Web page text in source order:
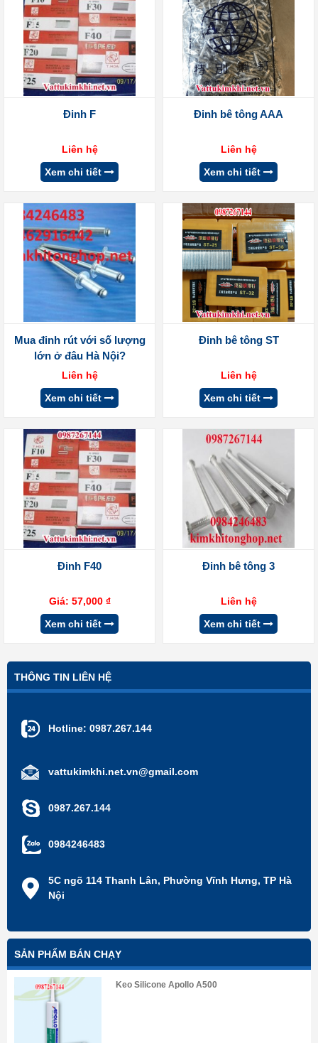
Đinh F
Liên hệ
Xem chi tiết
Đinh bê tông AAA
Liên hệ
Xem chi tiết
Mua đinh rút với số lượng
lớn ở đâu Hà Nội?
Liên hệ
Xem chi tiết
Đinh bê tông ST
Liên hệ
Xem chi tiết
Đinh F40
Giá: 57,000 ₫
Xem chi tiết
Đinh bê tông 3
Liên hệ
Xem chi tiết
THÔNG TIN LIÊN HỆ
Hotline: 0987.267.144
vattukimkhi.net.vn@gmail.com
0987.267.144
0984246483
5C ngõ 114 Thanh Lân, Phường Vĩnh Hưng, TP Hà
Nội
SẢN PHẨM BÁN CHẠY
Keo Silicone Apollo A500